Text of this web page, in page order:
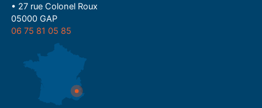
• 27 rue Colonel Roux
05000 GAP
06 75 81 05 85